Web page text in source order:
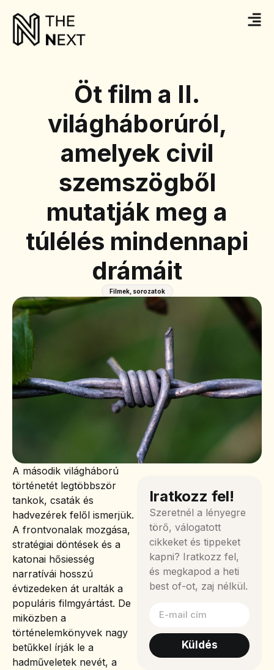
Öt film a II.
világháborúról,
amelyek civil
szemszögből
mutatják meg a
túlélés mindennapi
drámáit
Filmek, sorozatok
A második világháború
történetét legtöbbször
tankok, csaták és
hadvezérek felől ismerjük.
A frontvonalak mozgása,
stratégiai döntések és a
katonai hősiesség
narratívái hosszú
évtizedeken át uralták a
populáris filmgyártást. De
miközben a
történelemkönyvek nagy
betűkkel írják le a
hadműveletek nevét, a
Iratkozz fel!
Szeretnél a lényegre
törő, válogatott
cikkeket és tippeket
kapni? Iratkozz fel,
és megkapod a heti
best of-ot, zaj nélkül.
Küldés